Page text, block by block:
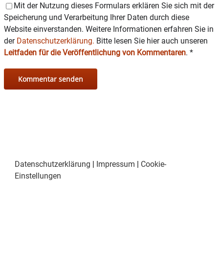
Mit der Nutzung dieses Formulars erklären Sie sich mit der
Speicherung und Verarbeitung Ihrer Daten durch diese
Website einverstanden. Weitere Informationen erfahren Sie in
der Datenschutzerklärung. Bitte lesen Sie hier auch unseren
Leitfaden für die Veröffentlichung von Kommentaren. *
Datenschutzerklärung | Impressum | Cookie-
Einstellungen